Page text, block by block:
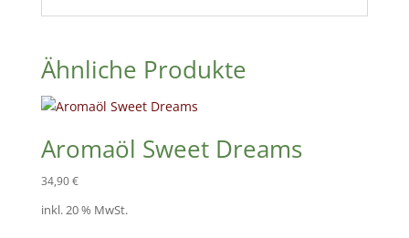
Ähnliche Produkte
Aromaöl Sweet Dreams
34,90€
inkl. 20 % MwSt.